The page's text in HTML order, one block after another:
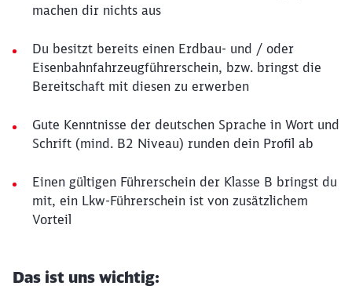
machen dir nichts aus
Du besitzt bereits einen Erdbau- und / oder
Eisenbahnfahrzeugführerschein, bzw. bringst die
Bereitschaft mit diesen zu erwerben
Gute Kenntnisse der deutschen Sprache in Wort und
Schrift (mind. B2 Niveau) runden dein Profil ab
Einen gültigen Führerschein der Klasse B bringst du
mit, ein Lkw-Führerschein ist von zusätzlichem
Vorteil
Das ist uns wichtig: